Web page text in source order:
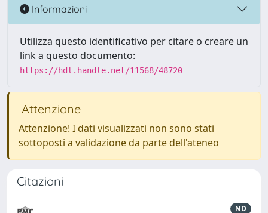
Informazioni
Utilizza questo identificativo per citare o creare un
link a questo documento:
https://hdl.handle.net/11568/48720
Attenzione
Attenzione! I dati visualizzati non sono stati
sottoposti a validazione da parte dell'ateneo
Citazioni
ND